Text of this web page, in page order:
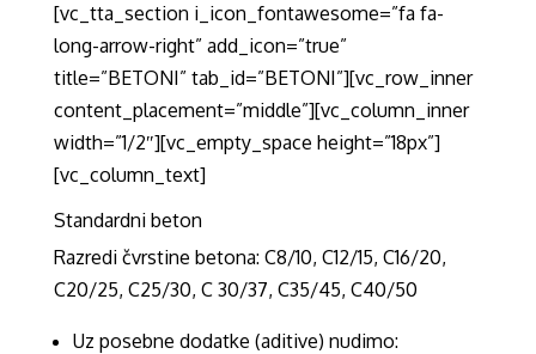
[vc_tta_section i_icon_fontawesome=”fa fa-
long-arrow-right” add_icon=”true”
title=”BETONI” tab_id=”BETONI”][vc_row_inner
content_placement=”middle”][vc_column_inner
width=”1/2″][vc_empty_space height=”18px”]
[vc_column_text]
Standardni beton
Razredi čvrstine betona: C8/10, C12/15, C16/20,
C20/25, C25/30, C 30/37, C35/45, C40/50
Uz posebne dodatke (aditive) nudimo: